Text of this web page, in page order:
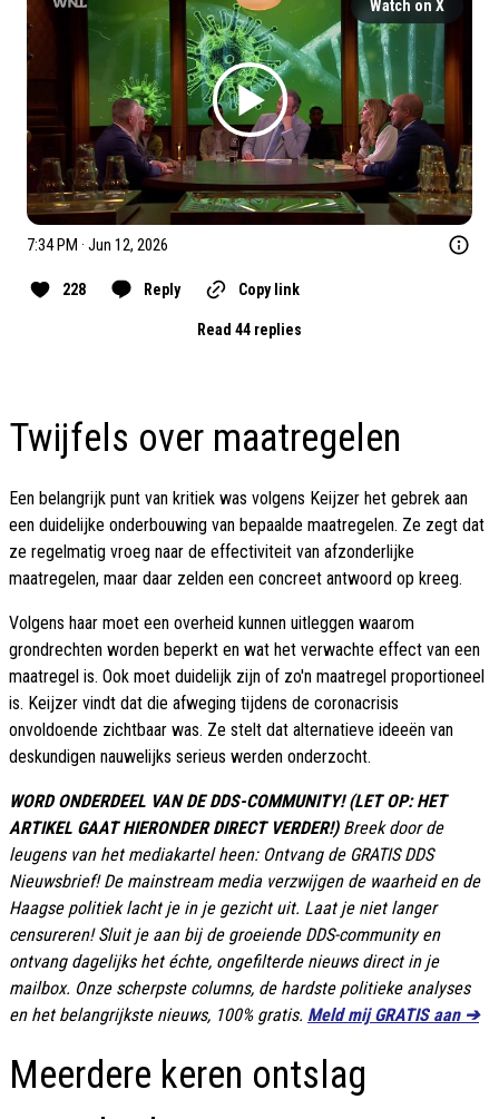
Watch on X
7:34 PM · Jun 12, 2026
228 Reply Copy link
Read 44 replies
Twijfels over maatregelen
Een belangrijk punt van kritiek was volgens Keijzer het gebrek aan
een duidelijke onderbouwing van bepaalde maatregelen. Ze zegt dat
ze regelmatig vroeg naar de effectiviteit van afzonderlijke
maatregelen, maar daar zelden een concreet antwoord op kreeg.
Volgens haar moet een overheid kunnen uitleggen waarom
grondrechten worden beperkt en wat het verwachte effect van een
maatregel is. Ook moet duidelijk zijn of zo'n maatregel proportioneel
is. Keijzer vindt dat die afweging tijdens de coronacrisis
onvoldoende zichtbaar was. Ze stelt dat alternatieve ideeën van
deskundigen nauwelijks serieus werden onderzocht.
WORD ONDERDEEL VAN DE DDS-COMMUNITY! (LET OP: HET
ARTIKEL GAAT HIERONDER DIRECT VERDER!) Breek door de
leugens van het mediakartel heen: Ontvang de GRATIS DDS
Nieuwsbrief! De mainstream media verzwijgen de waarheid en de
Haagse politiek lacht je in je gezicht uit. Laat je niet langer
censureren! Sluit je aan bij de groeiende DDS-community en
ontvang dagelijks het échte, ongefilterde nieuws direct in je
mailbox. Onze scherpste columns, de hardste politieke analyses
en het belangrijkste nieuws, 100% gratis. Meld mij GRATIS aan ➔
Meerdere keren ontslag